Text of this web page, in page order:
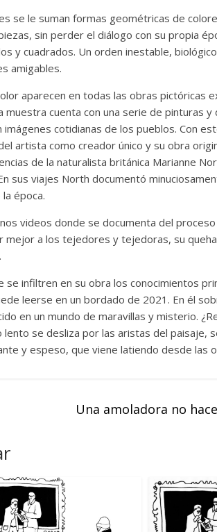
se le suman formas geométricas de
sin perder el diálogo con su propia
y cuadrados. Un orden inestable,
amigables.
aparecen en todas las obras pictóricas
muestra cuenta con una serie de pinturas
cotidianas de los pueblos. Con
artista como creador único y su obra
de la naturalista británica Marianne
sus viajes North documentó
época.
videos donde se documenta del
a los tejedores y tejedoras, su
infiltren en su obra los conocimientos
leerse en un bordado de 2021. En él
en un mundo de maravillas y misterio.
se desliza por las aristas del paisaje,
y espeso, que viene latiendo desde las
Una amoladora no